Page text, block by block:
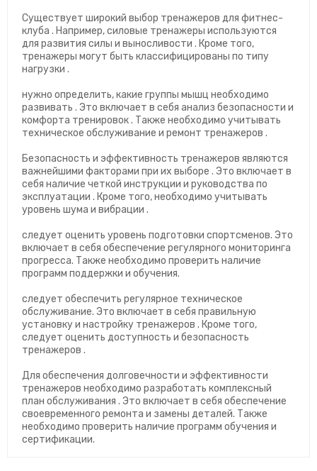
Существует широкий выбор тренажеров для фитнес-
клуба . Например, силовые тренажеры используются
для развития силы и выносливости . Кроме того,
тренажеры могут быть классифицированы по типу
нагрузки .
нужно определить, какие группы мышц необходимо
развивать . Это включает в себя анализ безопасности и
комфорта тренировок . Также необходимо учитывать
техническое обслуживание и ремонт тренажеров .
Безопасность и эффективность тренажеров являются
важнейшими факторами при их выборе . Это включает в
себя наличие четкой инструкции и руководства по
эксплуатации . Кроме того, необходимо учитывать
уровень шума и вибрации .
следует оценить уровень подготовки спортсменов. Это
включает в себя обеспечение регулярного мониторинга
прогресса. Также необходимо проверить наличие
программ поддержки и обучения.
следует обеспечить регулярное техническое
обслуживание. Это включает в себя правильную
установку и настройку тренажеров . Кроме того,
следует оценить доступность и безопасность
тренажеров .
Для обеспечения долговечности и эффективности
тренажеров необходимо разработать комплексный
план обслуживания . Это включает в себя обеспечение
своевременного ремонта и замены деталей. Также
необходимо проверить наличие программ обучения и
сертификации.